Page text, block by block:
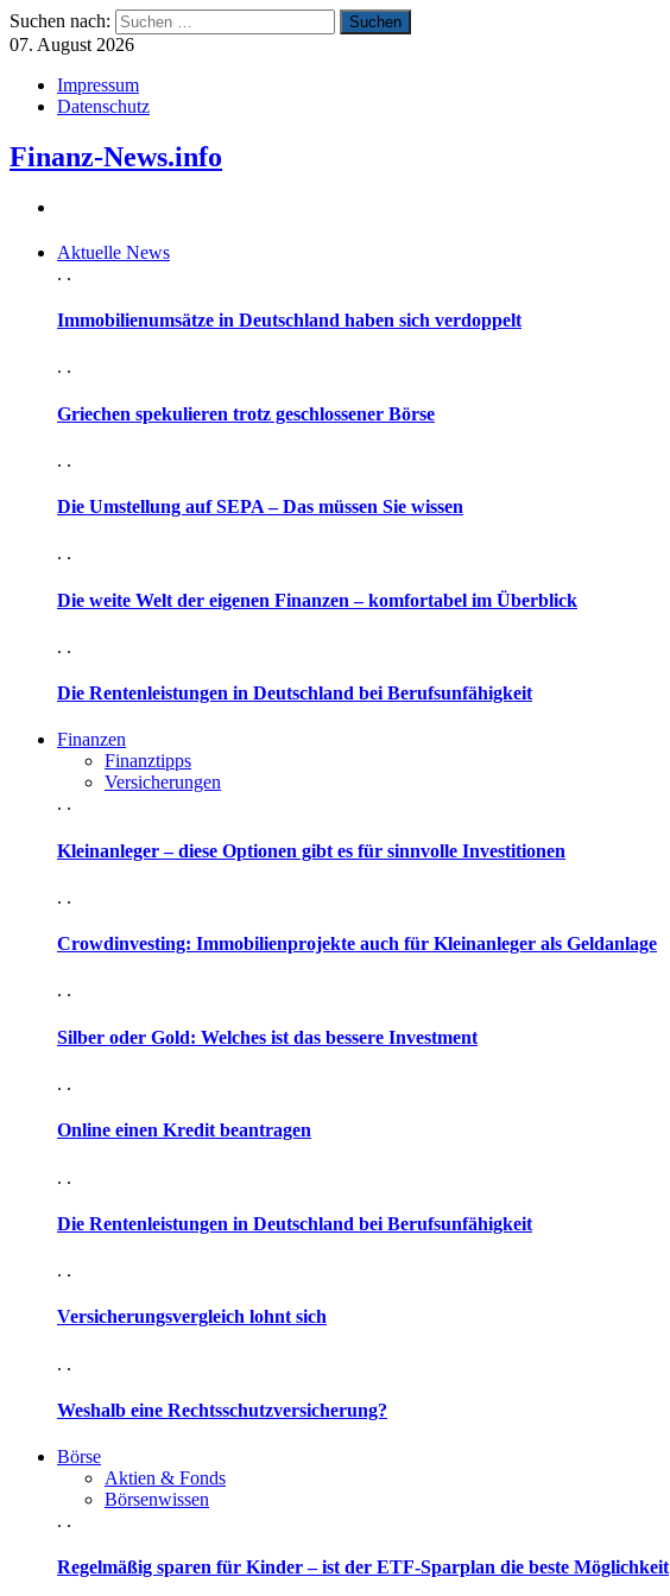
Suchen nach:
07. August 2026
Impressum
Datenschutz
Finanz-News.info
Aktuelle News
. .
Immobilienumsätze in Deutschland haben sich verdoppelt
. .
Griechen spekulieren trotz geschlossener Börse
. .
Die Umstellung auf SEPA – Das müssen Sie wissen
. .
Die weite Welt der eigenen Finanzen – komfortabel im Überblick
. .
Die Rentenleistungen in Deutschland bei Berufsunfähigkeit
Finanzen
Finanztipps
Versicherungen
. .
Kleinanleger – diese Optionen gibt es für sinnvolle Investitionen
. .
Crowdinvesting: Immobilienprojekte auch für Kleinanleger als Geldanlage
. .
Silber oder Gold: Welches ist das bessere Investment
. .
Online einen Kredit beantragen
. .
Die Rentenleistungen in Deutschland bei Berufsunfähigkeit
. .
Versicherungsvergleich lohnt sich
. .
Weshalb eine Rechtsschutzversicherung?
Börse
Aktien & Fonds
Börsenwissen
. .
Regelmäßig sparen für Kinder – ist der ETF-Sparplan die beste Möglichkeit